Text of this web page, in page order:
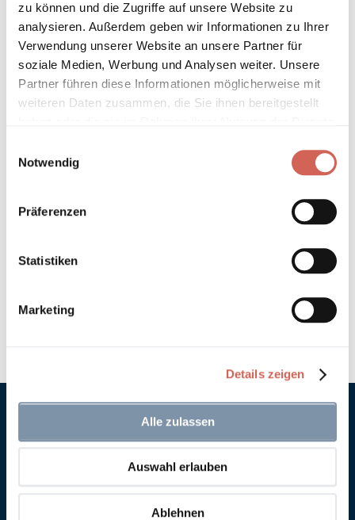
zu können und die Zugriffe auf unsere Website zu
analysieren. Außerdem geben wir Informationen zu Ihrer
Verwendung unserer Website an unsere Partner für
soziale Medien, Werbung und Analysen weiter. Unsere
Partner führen diese Informationen möglicherweise mit
weiteren Daten zusammen, die Sie ihnen bereitgestellt
Notwendig
Präferenzen
Statistiken
Marketing
Details zeigen
Alle zulassen
Auswahl erlauben
Ablehnen
* Gilt für Lieferungen innerhalb Deutschlands, Lieferzeiten für andere
Länder entnehmen Sie bitte unserenVersandinformationen.
Technische Details und Hinweise
Technische Daten
Hinweis zur Farbtongenauigkeit
Anna von Mangoldt GmbH & Co. KG